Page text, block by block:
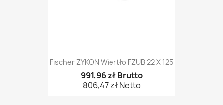
Fischer ZYKON Wiertło FZUB 22 X 125
991,96 zł Brutto
806,47 zł Netto